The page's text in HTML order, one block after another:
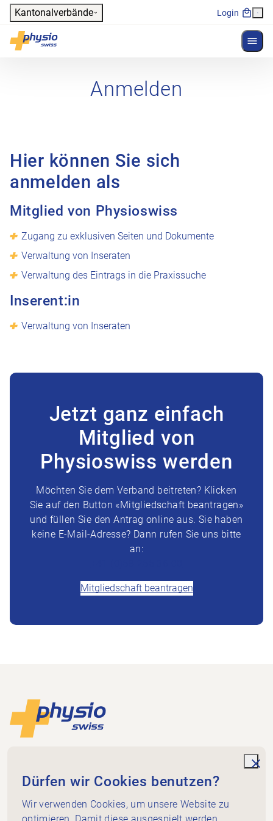
Header
Kantonalverbände Login
Physioswiss
Hauptnavigation
Anmelden
Hier können Sie sich
anmelden als
Mitglied von Physioswiss
Zugang zu exklusiven Seiten und Dokumente
Verwaltung von Inseraten
Verwaltung des Eintrags in die Praxissuche
Inserent:in
Verwaltung von Inseraten
Jetzt ganz einfach
Mitglied von
Physioswiss werden
Möchten Sie dem Verband beitreten? Klicken
Sie auf den Button «Mitgliedschaft beantragen»
und füllen Sie den Antrag online aus. Sie haben
keine E-Mail-Adresse? Dann rufen Sie uns bitte
an:
Mitgliedschaft beantragen
Footer
Dammweg 3
3013 Bern
+41 58 255 36 00
info@physioswiss.ch
Dürfen wir Cookies benutzen?
Wir verwenden Cookies, um unsere Website zu